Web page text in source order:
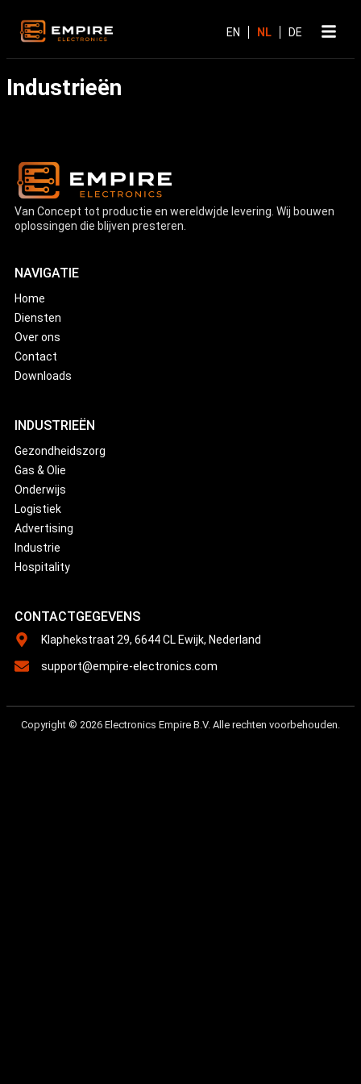
Industrieën
Van Concept tot productie en wereldwjde levering. Wij bouwen
oplossingen die blijven presteren.
NAVIGATIE
Home
Diensten
Over ons
Contact
Downloads
INDUSTRIEËN
Gezondheidszorg
Gas & Olie
Onderwijs
Logistiek
Advertising
Industrie
Hospitality
CONTACTGEGEVENS
Klaphekstraat 29, 6644 CL Ewijk, Nederland
support@empire-electronics.com
Copyright © 2026 Electronics Empire B.V. Alle rechten voorbehouden.